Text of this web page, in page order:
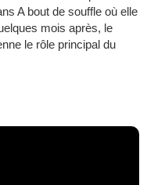
A bout de souffle où elle
mois après, le
le rôle principal du